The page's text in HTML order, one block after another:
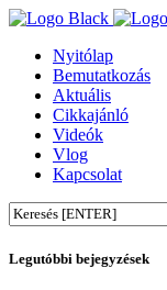
Nyitólap
Bemutatkozás
Aktuális
Cikkajánló
Videók
Vlog
Kapcsolat
Legutóbbi bejegyzések